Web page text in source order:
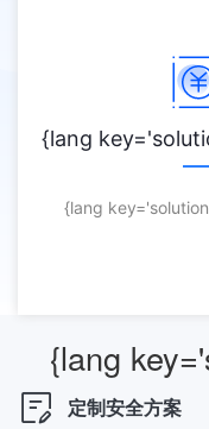
{lang
{lang
{lang
定制安全方案